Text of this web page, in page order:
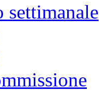
settimanale